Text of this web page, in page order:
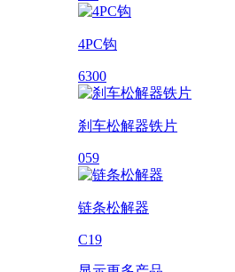
4PC钩
6300
刹车松解器铁片
059
链条松解器
C19